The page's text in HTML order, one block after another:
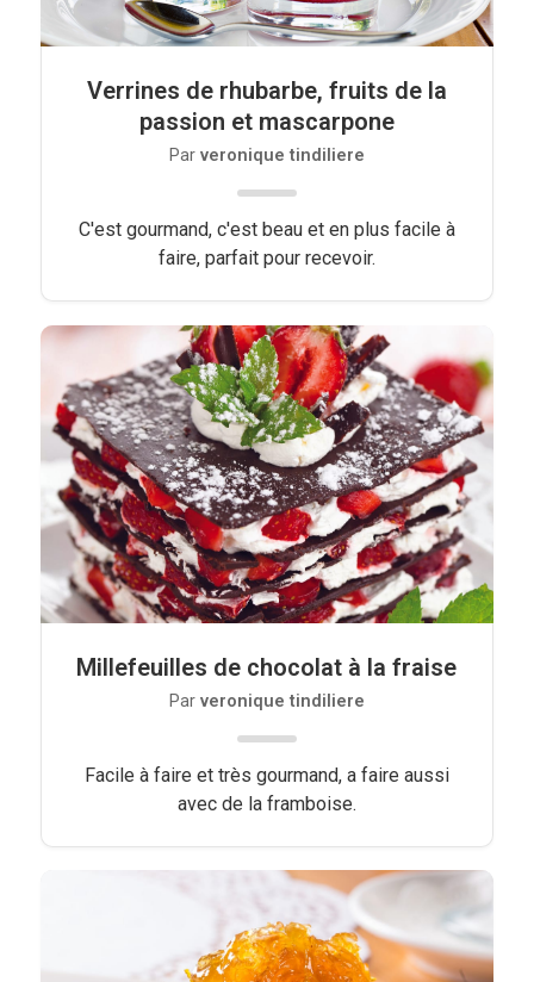
Lexique des différents termes de
cuisine
Service du vin
Contact
Politique de cookies (UE)
Verrines de rhubarbe, fruits de la
passion et mascarpone
Par veronique tindiliere
C'est gourmand, c'est beau et en plus facile à
faire, parfait pour recevoir.
Millefeuilles de chocolat à la fraise
Par veronique tindiliere
Facile à faire et très gourmand, a faire aussi
avec de la framboise.